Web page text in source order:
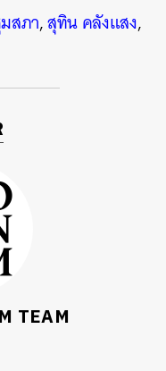
สภา,สุทิน คลังแสง,
TEAM